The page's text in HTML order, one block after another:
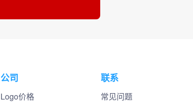
公司
Logo价格
联系
常见问题